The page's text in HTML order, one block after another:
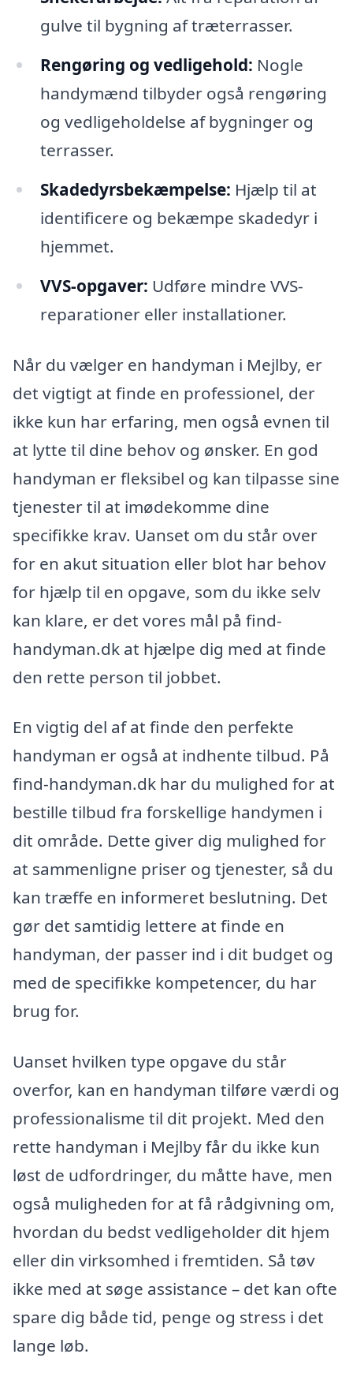
gulve til bygning af træterrasser.
Rengøring og vedligehold: Nogle
handymænd tilbyder også rengøring
og vedligeholdelse af bygninger og
terrasser.
Skadedyrsbekæmpelse: Hjælp til at
identificere og bekæmpe skadedyr i
hjemmet.
VVS-opgaver: Udføre mindre VVS-
reparationer eller installationer.
Når du vælger en handyman i Mejlby, er
det vigtigt at finde en professionel, der
ikke kun har erfaring, men også evnen til
at lytte til dine behov og ønsker. En god
handyman er fleksibel og kan tilpasse sine
tjenester til at imødekomme dine
specifikke krav. Uanset om du står over
for en akut situation eller blot har behov
for hjælp til en opgave, som du ikke selv
kan klare, er det vores mål på find-
handyman.dk at hjælpe dig med at finde
den rette person til jobbet.
En vigtig del af at finde den perfekte
handyman er også at indhente tilbud. På
find-handyman.dk har du mulighed for at
bestille tilbud fra forskellige handymen i
dit område. Dette giver dig mulighed for
at sammenligne priser og tjenester, så du
kan træffe en informeret beslutning. Det
gør det samtidig lettere at finde en
handyman, der passer ind i dit budget og
med de specifikke kompetencer, du har
brug for.
Uanset hvilken type opgave du står
overfor, kan en handyman tilføre værdi og
professionalisme til dit projekt. Med den
rette handyman i Mejlby får du ikke kun
løst de udfordringer, du måtte have, men
også muligheden for at få rådgivning om,
hvordan du bedst vedligeholder dit hjem
eller din virksomhed i fremtiden. Så tøv
ikke med at søge assistance – det kan ofte
spare dig både tid, penge og stress i det
lange løb.